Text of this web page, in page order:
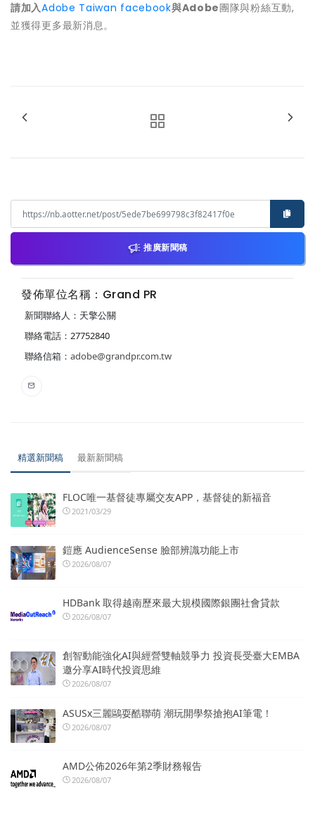
請加入Adobe Taiwan facebook與Adobe團隊與粉絲互動,
並獲得更多最新消息。
推廣新聞稿
發佈單位名稱：Grand PR
新聞聯絡人：天擎公關
聯絡電話：27752840
聯絡信箱： adobe@grandpr.com.tw
精選新聞稿 最新新聞稿
FLOC唯一基督徒專屬交友APP，基督徒的新福音
2021/03/29
鎧應 AudienceSense 臉部辨識功能上市
2026/08/07
HDBank 取得越南歷來最大規模國際銀團社會貸款
2026/08/07
創智動能強化AI與經營雙軸競爭力 投資長受臺大EMBA
邀分享AI時代投資思維
2026/08/07
ASUSx三麗鷗耍酷聯萌 潮玩開學祭搶抱AI筆電！
2026/08/07
AMD公佈2026年第2季財務報告
2026/08/07